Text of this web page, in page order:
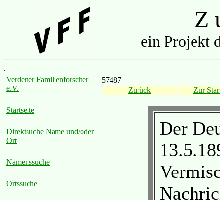
Z
ein Projekt
.
Verdener Familienforscher
e.V.
Startseite
Direktsuche Name und/oder
Ort
Namenssuche
Ortssuche
57487
Zurück
Zur
Der